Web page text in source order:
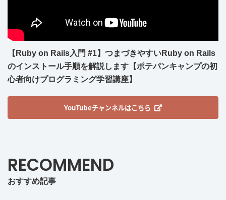
【Ruby on Rails入門 #1】つまづきやすいRuby on Rails
のインストール手順を解説します【ポテパンキャンプの初
心者向けプログラミング学習講座】
YouTubeチャンネルはこちら
RECOMMEND
おすすめ記事